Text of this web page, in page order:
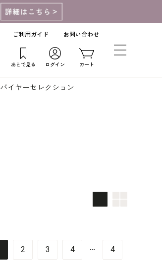
ご利用ガイド お問い合わせ
あとで見る ログイン カート
バイヤーセレクション
2 3 4 4